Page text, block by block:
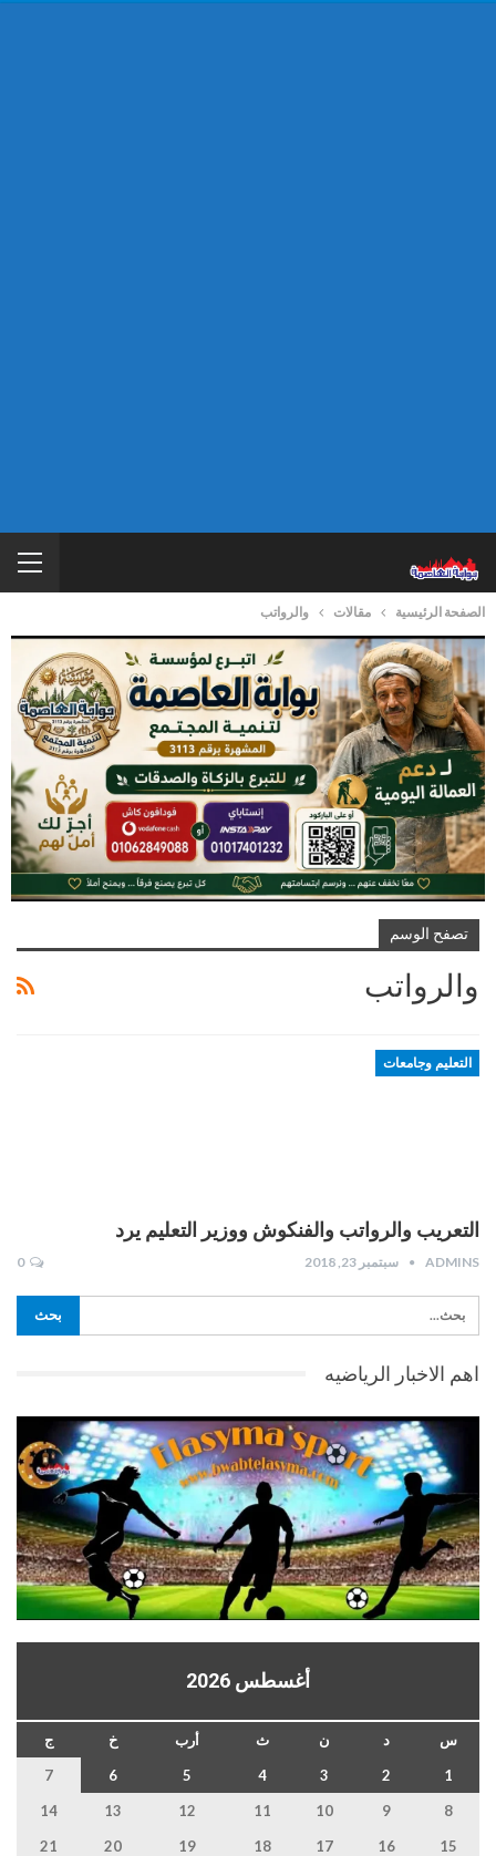
الصفحة الرئيسية مقالات والرواتب
تصفح الوسم
والرواتب
التعليم وجامعات
التعريب والرواتب والفنكوش ووزير التعليم يرد
ADMINS سبتمبر 23, 2018 0
اهم الاخبار الرياضيه
أغسطس 2026
س د ن ث أرب خ
ج
1
2
3
4
5
6
7
8
9
10
11
12
13
14
15
16
17
18
19
20
21